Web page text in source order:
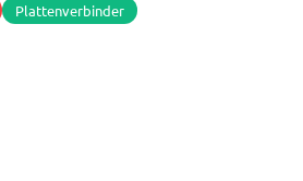
Plattenverbinder